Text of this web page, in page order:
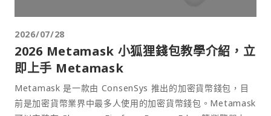
2026/07/28
2026 Metamask 小狐狸錢包教學介紹，立
即上手 Metamask
Metamask 是一款由 ConsenSys 推出的加密貨幣錢包，目
前是加密貨幣業界中最多人使用的加密貨幣錢包。Metamask